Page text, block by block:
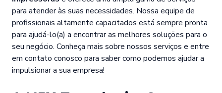
para atender às suas necessidades. Nossa equipe de
profissionais altamente capacitados está sempre pronta
para ajudá-lo(a) a encontrar as melhores soluções para o
seu negócio. Conheça mais sobre nossos serviços e entre
em contato conosco para saber como podemos ajudar a
impulsionar a sua empresa!